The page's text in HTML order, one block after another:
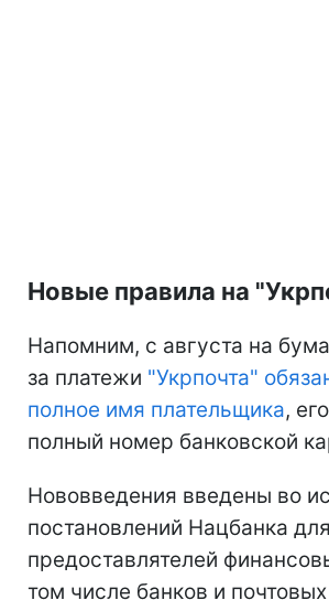
Новые правила на
Напомним, с августа на
за платежи "Укрпочта"
полное имя плательщика,
полный номер банковской
Нововведения введены во
постановлений Нацбанка
предоставлятелей
том числе банков и